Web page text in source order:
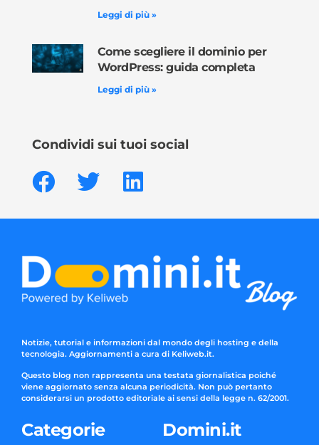
Leggi di più »
Come scegliere il dominio per
WordPress: guida completa
Leggi di più »
Condividi sui tuoi social
Notizie, tutorial e informazioni dal mondo degli hosting e della
tecnologia. Aggiornamenti a cura di Keliweb.it.
Questo blog non rappresenta una testata giornalistica poiché
viene aggiornato senza alcuna periodicità. Non può pertanto
considerarsi un prodotto editoriale ai sensi della legge n. 62/2001.
Categorie Domini.it